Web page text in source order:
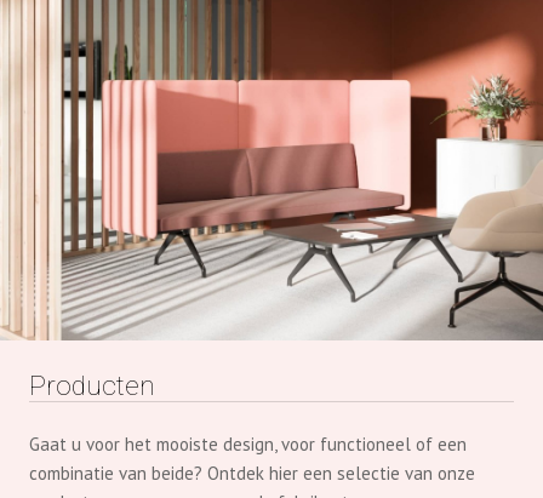
Producten
Gaat u voor het mooiste design, voor functioneel of een
combinatie van beide? Ontdek hier een selectie van onze
producten van gerenommeerde fabrikanten.